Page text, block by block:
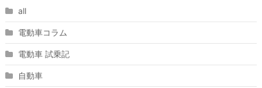
all
電動車コラム
電動車 試乗記
自動車